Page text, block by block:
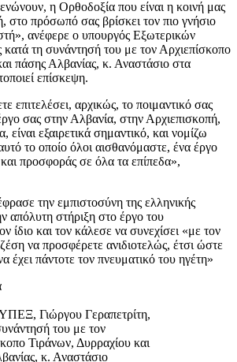
η Ορθοδοξία που είναι η κοινή μας
στο πρόσωπό σας βρίσκει τον πιο γνήσιο
ανέφερε ο υπουργός Εξωτερικών
κατά τη συνάντησή του με τον Αρχιεπίσκοπο
πάσης Αλβανίας, κ. Αναστάσιο στα
επίσκεψη.
επιτελέσει, αρχικώς, το ποιμαντικό σας
σας στην Αλβανία, στην Αρχιεπισκοπή,
είναι εξαιρετικά σημαντικό, και νομίζω
το οποίο όλοι αισθανόμαστε, ένα έργο
προσφοράς σε όλα τα επίπεδα»,
την εμπιστοσύνη της ελληνικής
απόλυτη στήριξη στο έργο του
ίδιο και τον κάλεσε να συνεχίσει «με τον
ζέση να προσφέρετε ανιδιοτελώς, έτσι ώστε
έχει πάντοτε τον πνευματικό του ηγέτη»
Γιώργου Γεραπετρίτη,
του με τον
Τιράνων, Δυρραχίου και
κ. Αναστάσιο